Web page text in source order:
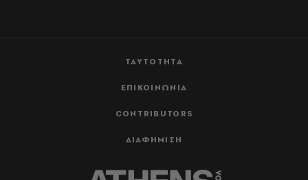
ΤΑΥΤΟΤΗΤΑ
ΕΠΙΚΟΙΝΩΝΙΑ
CONTRIBUTORS
ΔΙΑΦΗΜΙΣΗ